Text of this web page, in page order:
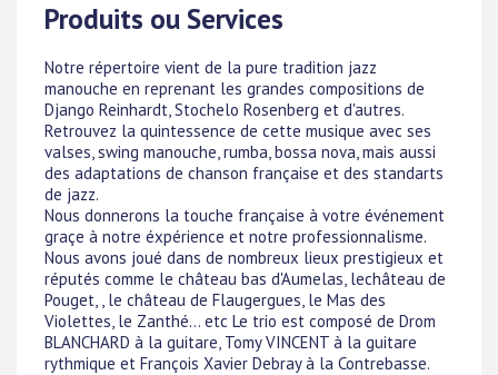
Produits ou Services
Notre répertoire vient de la pure tradition jazz
manouche en reprenant les grandes compositions de
Django Reinhardt, Stochelo Rosenberg et d'autres.
Retrouvez la quintessence de cette musique avec ses
valses, swing manouche, rumba, bossa nova, mais aussi
des adaptations de chanson française et des standarts
de jazz.
Nous donnerons la touche française à votre événement
graçe à notre éxpérience et notre professionnalisme.
Nous avons joué dans de nombreux lieux prestigieux et
réputés comme le château bas d'Aumelas, lechâteau de
Pouget, , le château de Flaugergues, le Mas des
Violettes, le Zanthé... etc Le trio est composé de Drom
BLANCHARD à la guitare, Tomy VINCENT à la guitare
rythmique et François Xavier Debray à la Contrebasse.